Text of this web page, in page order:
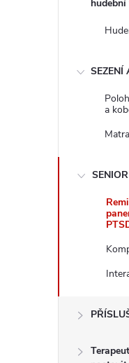
hudební
a